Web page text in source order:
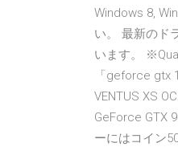
Windows 8,
い。 最新のド
います。
「geforce gtx
VENTUS XS
GeForce GTX
ーにはコイン